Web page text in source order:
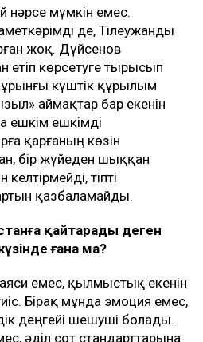
нәрсе мүмкін емес.
де, Тілеужанды
жоқ. Дүйсенов
етіп көрсетуге тырысып
күштік құрылым
аймақтар бар екенін
ешкім ешкімді
қарғаның көзін
бір жүйеден шыққан
тіпті
артын қазбаламайды.
қайтарады деген
ғана ма?
емес, қылмыстық екенін
Бірақ мұнда эмоция емес,
деңгейі шешуші болады.
әділ сот стандарттарына